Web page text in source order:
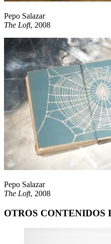
Pepo Salazar
The Loft, 2008
Pepo Salazar
The Loft, 2008
OTROS CONTENIDOS